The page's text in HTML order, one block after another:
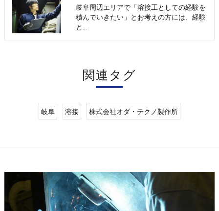
岐阜周辺エリアで「溶接工としての経験を
積んでいきたい」とお考えの方には、経験
と…
関連タグ
岐阜 溶接 株式会社オダ・テクノ製作所